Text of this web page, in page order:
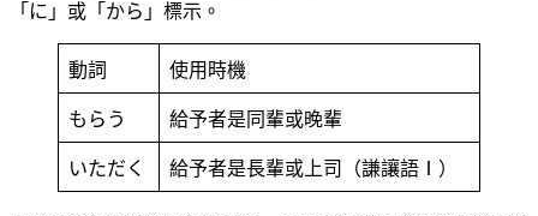
「に」或「から」標示。
動詞 使用時機
もらう 給予者是同輩或晚輩
いただく 給予者是長輩或上司（謙讓語Ⅰ）